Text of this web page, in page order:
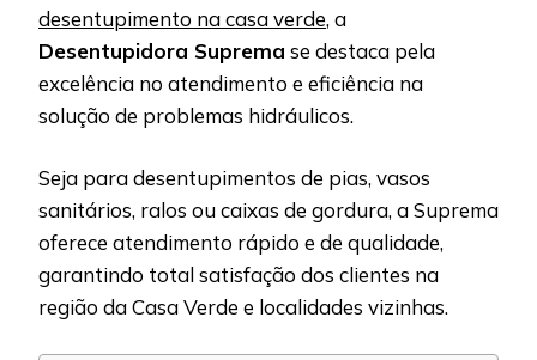
desentupimento na casa verde, a
Desentupidora Suprema se destaca pela
excelência no atendimento e eficiência na
solução de problemas hidráulicos.
Seja para desentupimentos de pias, vasos
sanitários, ralos ou caixas de gordura, a Suprema
oferece atendimento rápido e de qualidade,
garantindo total satisfação dos clientes na
região da Casa Verde e localidades vizinhas.